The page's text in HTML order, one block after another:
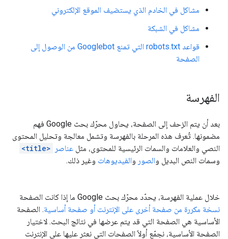
مشاكل في الخادم الذي يستضيف الموقع الإلكتروني
مشاكل في الشبكة
قواعد robots.txt التي تمنع Googlebot من الوصول إلى
الصفحة
الفهرسة
بعد أن يتم الزحف إلى الصفحة، يحاول محرّك بحث Google فهم
مضمونها. تُعرف هذه المرحلة بالفهرسة وتشمل معالجة وتحليل المحتوى
النصي والعلامات والسمات الرئيسية للمحتوى، مثل عناصر
<title>
وسمات النص البديل والصور والفيديوهات وغير ذلك.
خلال عملية الفهرسة، يحدّد محرّك بحث Google ما إذا كانت الصفحة
نسخة مكررة من صفحة أخرى على الإنترنت أو صفحة أساسية. الصفحة
الأساسية هي الصفحة التي قد يتم عرضها في نتائج البحث. لاختيار
الصفحة الأساسية، نجمّع أولاً الصفحات التي نعثر عليها على الإنترنت